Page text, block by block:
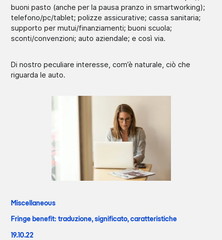
buoni pasto (anche per la pausa pranzo in smartworking);
telefono/pc/tablet; polizze assicurative; cassa sanitaria;
supporto per mutui/finanziamenti; buoni scuola;
sconti/convenzioni; auto aziendale; e così via.
Di nostro peculiare interesse, com’è naturale, ciò che
riguarda le auto.
Miscellaneous
Fringe benefit: traduzione, significato, caratteristiche
19.10.22